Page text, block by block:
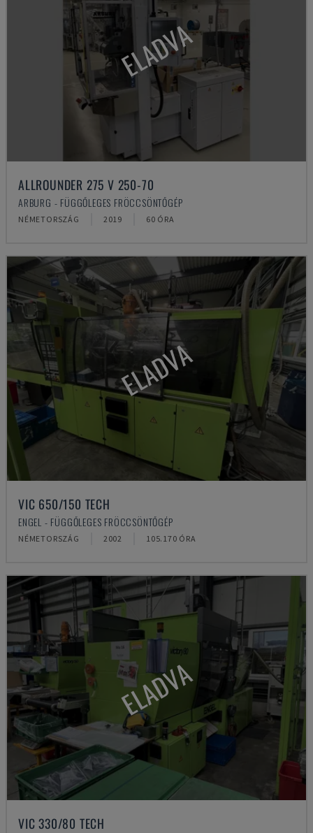
ELADVA
ALLROUNDER 275 V 250-70
ARBURG - FÜGGŐLEGES FRÖCCSÖNTŐGÉP
NÉMETORSZÁG 2019 60 ÓRA
ELADVA
VIC 650/150 TECH
ENGEL - FÜGGŐLEGES FRÖCCSÖNTŐGÉP
NÉMETORSZÁG 2002 105.170 ÓRA
ELADVA
VIC 330/80 TECH